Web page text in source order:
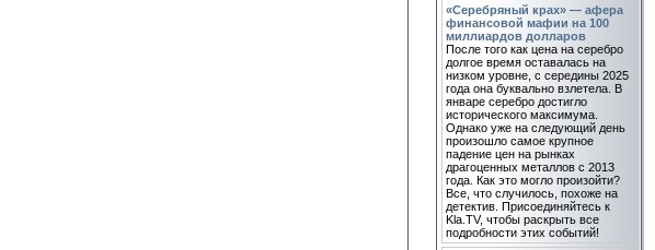
«Серебряный крах» — афера
финансовой мафии на 100
миллиардов долларов
После того как цена на серебро
долгое время оставалась на
низком уровне, с середины 2025
года она буквально взлетела. В
январе серебро достигло
исторического максимума.
Однако уже на следующий день
произошло самое крупное
падение цен на рынках
драгоценных металлов с 2013
года. Как это могло произойти?
Все, что случилось, похоже на
детектив. Присоединяйтесь к
Kla.TV, чтобы раскрыть все
подробности этих событий!